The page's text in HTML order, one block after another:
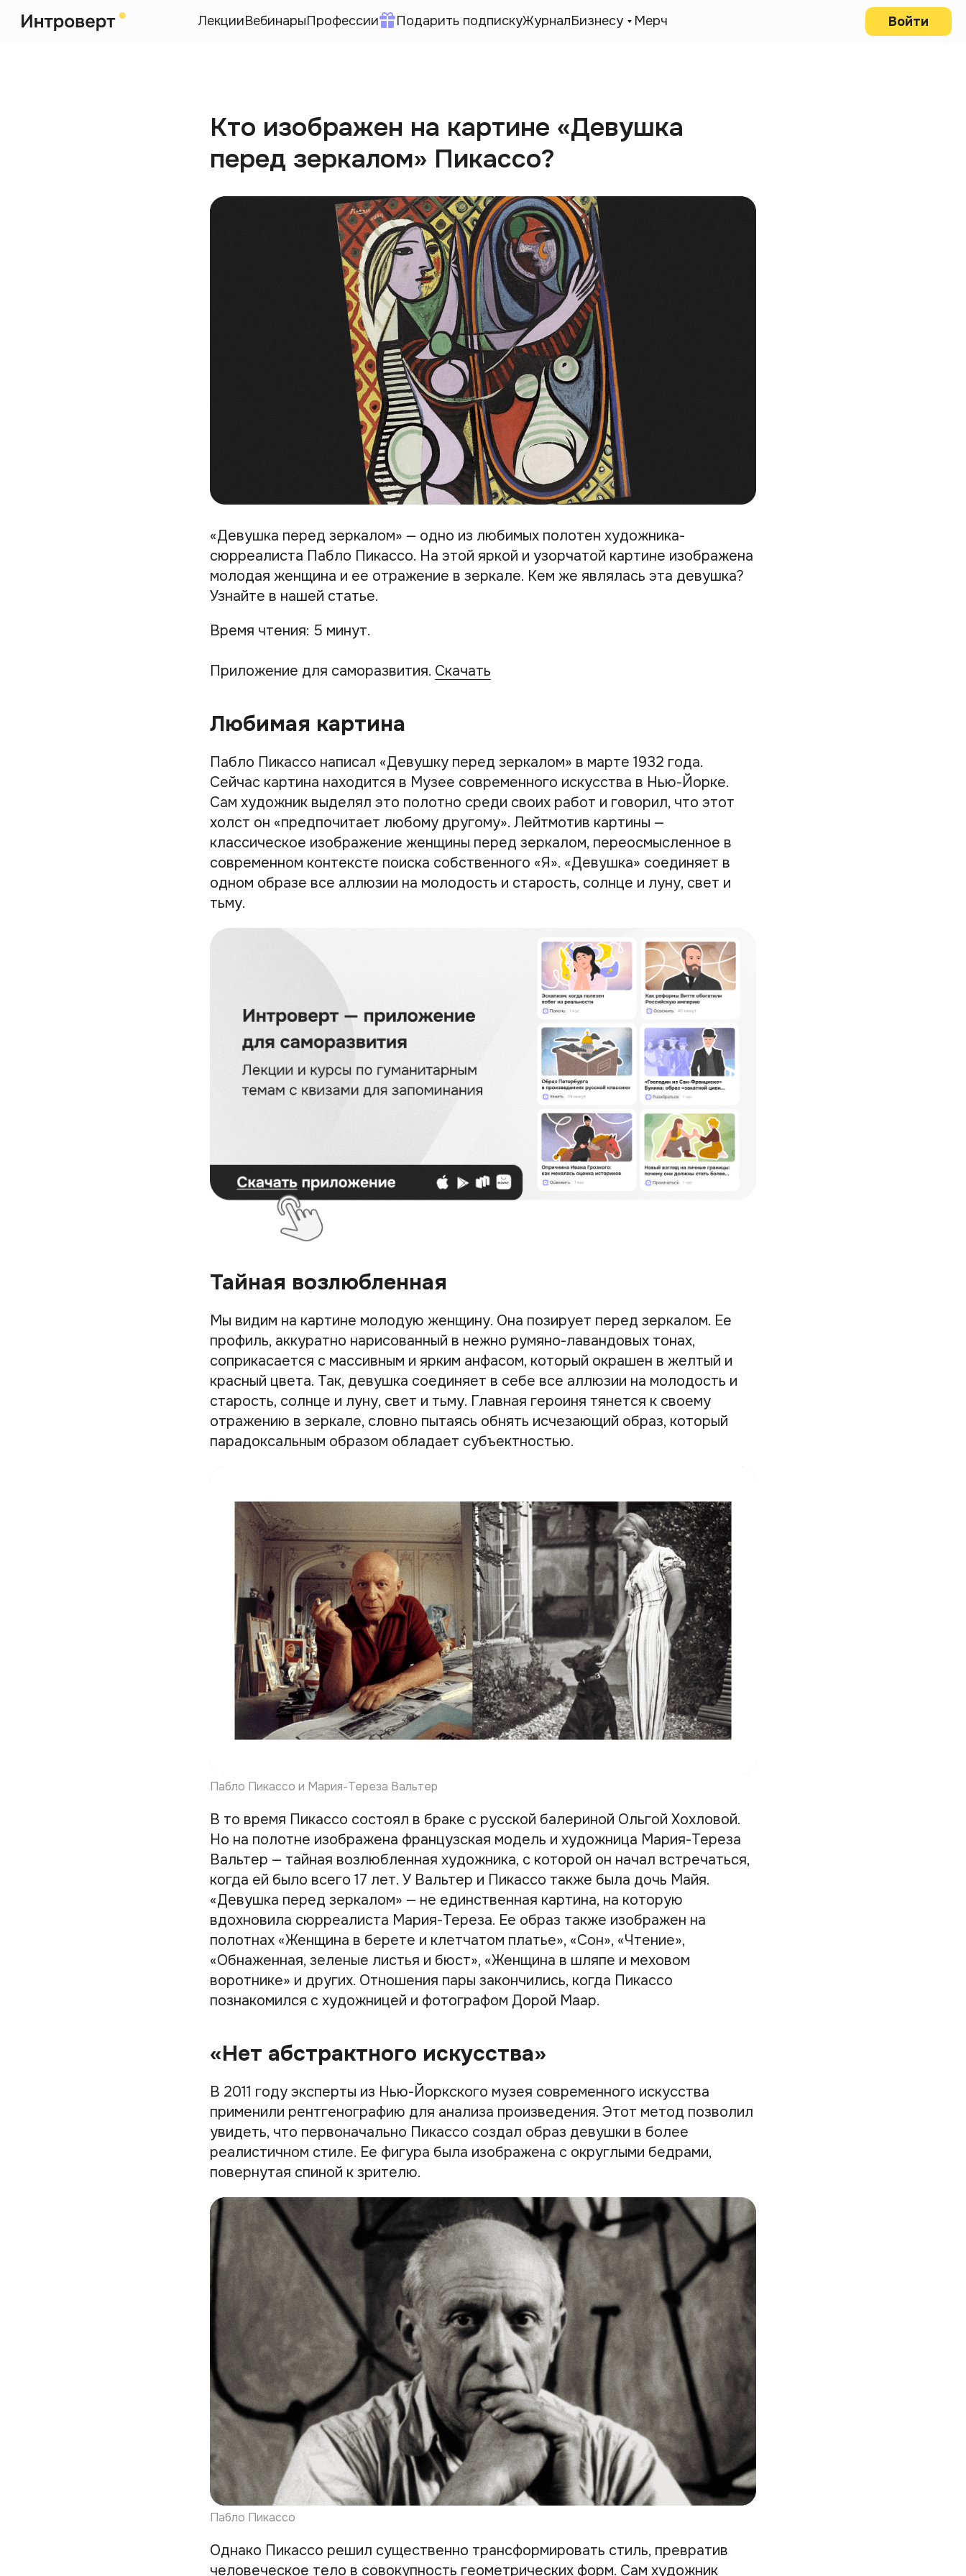
ЛекцииВебинарыПрофессии Подарить подпискуЖурналБизнесу Мерч Войти
Кто изображен на картине «Девушка
перед зеркалом» Пикассо?
«Девушка перед зеркалом» — одно из любимых полотен художника-
сюрреалиста Пабло Пикассо. На этой яркой и узорчатой картине изображена
молодая женщина и ее отражение в зеркале. Кем же являлась эта девушка?
Узнайте в нашей статье.
Время чтения: 5 минут.
Приложение для саморазвития. Скачать
Любимая картина
Пабло Пикассо написал «Девушку перед зеркалом» в марте 1932 года.
Сейчас картина находится в Музее современного искусства в Нью-Йорке.
Сам художник выделял это полотно среди своих работ и говорил, что этот
холст он «предпочитает любому другому». Лейтмотив картины —
классическое изображение женщины перед зеркалом, переосмысленное в
современном контексте поиска собственного «Я». «Девушка» соединяет в
одном образе все аллюзии на молодость и старость, солнце и луну, свет и
тьму.
Тайная возлюбленная
Мы видим на картине молодую женщину. Она позирует перед зеркалом. Ее
профиль, аккуратно нарисованный в нежно румяно-лавандовых тонах,
соприкасается с массивным и ярким анфасом, который окрашен в желтый и
красный цвета. Так, девушка соединяет в себе все аллюзии на молодость и
старость, солнце и луну, свет и тьму. Главная героиня тянется к своему
отражению в зеркале, словно пытаясь обнять исчезающий образ, который
парадоксальным образом обладает субъектностью.
Пабло Пикассо и Мария-Тереза Вальтер
В то время Пикассо состоял в браке с русской балериной Ольгой Хохловой.
Но на полотне изображена французская модель и художница Мария-Тереза
Вальтер — тайная возлюбленная художника, с которой он начал встречаться,
когда ей было всего 17 лет. У Вальтер и Пикассо также была дочь Майя.
«Девушка перед зеркалом» — не единственная картина, на которую
вдохновила сюрреалиста Мария-Тереза. Ее образ также изображен на
полотнах «Женщина в берете и клетчатом платье», «Сон», «Чтение»,
«Обнаженная, зеленые листья и бюст», «Женщина в шляпе и меховом
воротнике» и других. Отношения пары закончились, когда Пикассо
познакомился с художницей и фотографом Дорой Маар.
«Нет абстрактного искусства»
В 2011 году эксперты из Нью-Йоркского музея современного искусства
применили рентгенографию для анализа произведения. Этот метод позволил
увидеть, что первоначально Пикассо создал образ девушки в более
реалистичном стиле. Ее фигура была изображена с округлыми бедрами,
повернутая спиной к зрителю.
Пабло Пикассо
Однако Пикассо решил существенно трансформировать стиль, превратив
человеческое тело в совокупность геометрических форм. Сам художник